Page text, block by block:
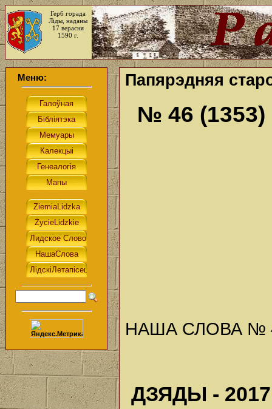
Герб горада
Ліды, наданы
17 верасня
1590 г.
Меню: Папярэдняя
№ 46 (1353)
НАША СЛОВА № 46
ДЗЯДЫ - 2017